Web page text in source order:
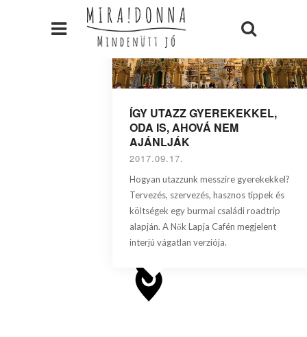
ÍGY UTAZZ GYEREKEKKEL,
ODA IS, AHOVÁ NEM
AJÁNLJÁK
2017.09.17.
Hogyan utazzunk messzire gyerekekkel?
Tervezés, szervezés, hasznos tippek és
költségek egy burmai családi roadtrip
alapján. A Nők Lapja Cafén megjelent
interjú vágatlan verziója.